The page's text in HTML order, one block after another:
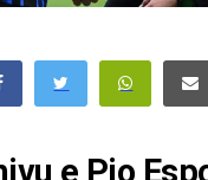
e Pio